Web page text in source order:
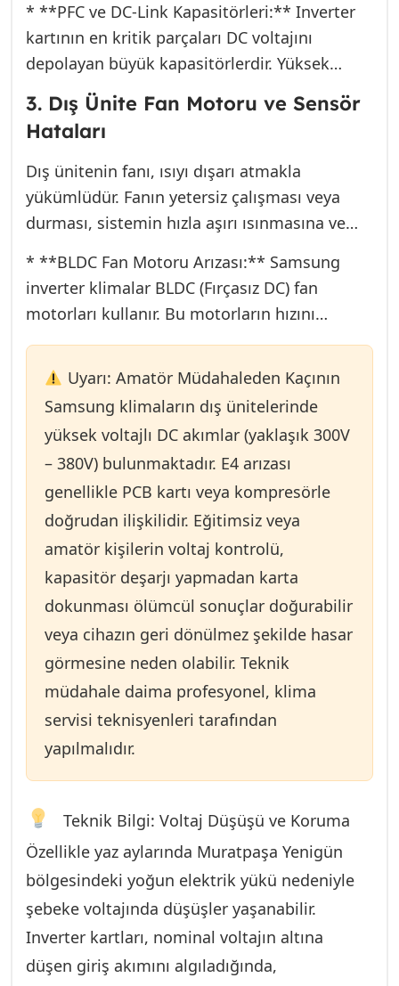
E4 hatası, genellikle bu kart üzerindeki bir
arızayı veya kartın okuduğu yanlış veriyi işaret
eder.
* **PFC ve DC-Link Kapasitörleri:** Inverter
kartının en kritik parçaları DC voltajını
depolayan büyük kapasitörlerdir. Yüksek
ortam sıcaklıkları (Muratpaşa yazları) veya
sürekli yüksek akım çekimi nedeniyle bu
kapasitörlerin ömrü tükenir. Kapasitörlerin
şişmesi veya zayıflaması, kompresöre temiz
ve yeterli güç gitmesini engeller, bu da E4
hatasına yol açar.
Gate Bipolar Transistor) içeren IPM
(Intelligent Power Module), kompresör
motorunun dönüş frekansını kontrol eder.
IPM arızalandığında veya aşırı ısındığında
(termal macun kuruması), kart korumaya
geçerek E4 kodu verir. Bu, en maliyetli
arızalardan biridir.
3. Dış Ünite Fan Motoru ve Sensör
Hataları
Dış ünitenin fanı, ısıyı dışarı atmakla
yükümlüdür. Fanın yetersiz çalışması veya
durması, sistemin hızla aşırı ısınmasına ve
* **BLDC Fan Motoru Arızası:** Samsung
inverter klimalar BLDC (Fırçasız DC) fan
motorları kullanır. Bu motorların hızını
kontrol eden entegre devre hasar
gördüğünde veya motorun rulmanları
(bearings) sıkıştığında, hava akışı yetersiz
kalır ve E4 hatası kaçınılmaz olur.
Kaybı:** Dış ünite sıcaklığını, Kompresör
Deşarj sıcaklığını ve Kondanser sıcaklığını
okuyan sensörler, zamanla direnç değerlerini
kaybedebilir. Yanlış okunan sıcaklık verisi,
kartın yanlış karar almasına ve E4 kodu ile
sistemi durdurmasına neden olur.
Uyarı: Amatör Müdahaleden Kaçının
Samsung klimaların dış ünitelerinde
yüksek voltajlı DC akımlar (yaklaşık 300V
– 380V) bulunmaktadır. E4 arızası
genellikle PCB kartı veya kompresörle
doğrudan ilişkilidir. Eğitimsiz veya
amatör kişilerin voltaj kontrolü,
kapasitör deşarjı yapmadan karta
dokunması ölümcül sonuçlar doğurabilir
veya cihazın geri dönülmez şekilde hasar
görmesine neden olabilir. Teknik
müdahale daima profesyonel, klima
servisi teknisyenleri tarafından
yapılmalıdır.
Teknik Bilgi: Voltaj Düşüşü ve Koruma
Özellikle yaz aylarında Muratpaşa Yenigün
bölgesindeki yoğun elektrik yükü nedeniyle
şebeke voltajında düşüşler yaşanabilir.
Inverter kartları, nominal voltajın altına
düşen giriş akımını algıladığında,